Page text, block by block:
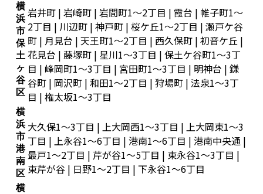
横
浜
市
保
土
ヶ
谷
区
岩井町 | 岩崎町 | 岩間町1～2丁目 | 霞台 | 帷子町1～
2丁目 | 川辺町 | 神戸町 | 桜ケ丘1～2丁目 | 瀬戸ケ谷
町 | 月見台 | 天王町1～2丁目 | 西久保町 | 初音ケ丘 |
花見台 | 藤塚町 | 星川1～3丁目 | 保土ケ谷町1～3丁
目 | 峰岡町1～3丁目 | 宮田町1～3丁目 | 明神台 | 鎌
谷町 | 岡沢町 | 和田1～2丁目 | 狩場町 | 法泉1～3丁
目 | 権太坂1～3丁目
横
浜
市
港
南
区
大久保1～3丁目 | 上大岡西1～3丁目 | 上大岡東1～3
丁目 | 上永谷1～6丁目 | 港南1～6丁目 | 港南中央通 |
最戸1～2丁目 | 芹が谷1～5丁目 | 東永谷1～3丁目 |
東芹が谷 | 日野1～2丁目 | 下永谷1～6丁目
横